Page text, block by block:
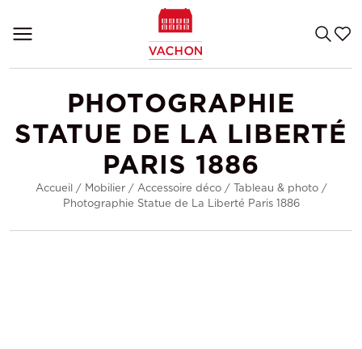
PHOTOGRAPHIE
STATUE DE LA LIBERTÉ
PARIS 1886
Accueil / Mobilier/ Accessoire déco/ Tableau & photo/
Photographie Statue de La Liberté Paris 1886